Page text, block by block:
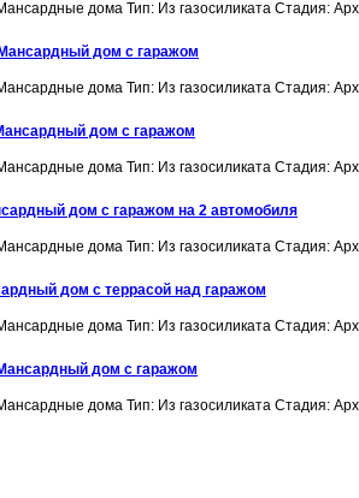
дома Тип: Из газосиликата Стадия:
дом с гаражом
дома Тип: Из газосиликата Стадия:
дом с гаражом
дома Тип: Из газосиликата Стадия:
дом с гаражом на 2 автомобиля
дома Тип: Из газосиликата Стадия:
дом с террасой над гаражом
дома Тип: Из газосиликата Стадия:
дом с гаражом
дома Тип: Из газосиликата Стадия: